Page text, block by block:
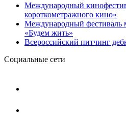
Международный
короткометражного кино»
Международный фестиваль
«Будем жить»
Всероссийский питчинг
Социальные сети